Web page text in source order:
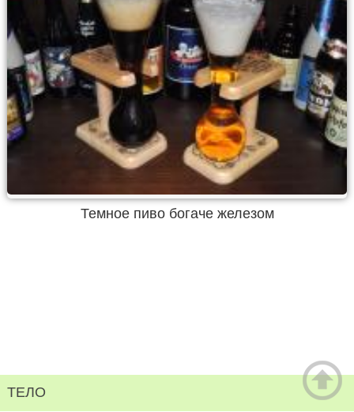
Темное пиво богаче железом
ТЕЛО